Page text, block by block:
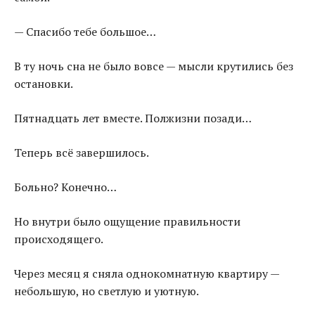
— Спасибо тебе большое…
В ту ночь сна не было вовсе — мысли крутились без
остановки.
Пятнадцать лет вместе. Полжизни позади…
Теперь всё завершилось.
Больно? Конечно…
Но внутри было ощущение правильности
происходящего.
Через месяц я сняла однокомнатную квартиру —
небольшую, но светлую и уютную.